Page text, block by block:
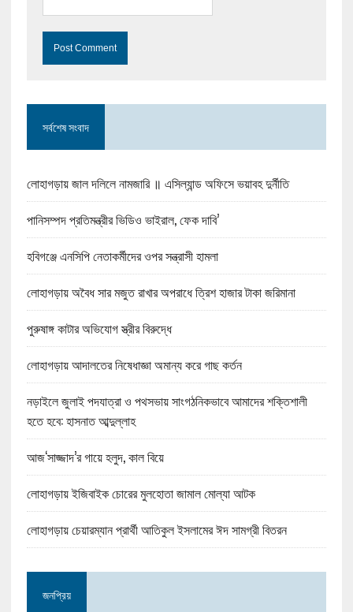
সর্বশেষ সংবাদ
লোহাগড়ায় জাল দলিলে নামজারি ॥ এসিল্যান্ড অফিসে ভয়াবহ দুর্নীতি
পানিসম্পদ প্রতিমন্ত্রীর ভিডিও ভাইরাল, ফেক দাবি’
হবিগঞ্জে এনসিপি নেতাকর্মীদের ওপর সন্ত্রাসী হামলা
লোহাগড়ায় অবৈধ সার মজুত রাখার অপরাধে ত্রিশ হাজার টাকা জরিমানা
পুরুষাঙ্গ কাটার অভিযোগ স্ত্রীর বিরুদ্ধে
লোহাগড়ায় আদালতের নিষেধাজ্ঞা অমান্য করে গাছ কর্তন
নড়াইলে জুলাই পদযাত্রা ও পথসভায় সাংগঠনিকভাবে আমাদের শক্তিশালী
হতে হবে: হাসনাত আব্দুল্লাহ
আজ‘সাজ্জাদ’র গায়ে হলুদ, কাল বিয়ে
লোহাগড়ায় ইজিবাইক চোরের মুলহোতা জামাল মোল্যা আটক
লোহাগড়ায় চেয়ারম্যান প্রার্থী আতিকুল ইসলামের ঈদ সামগ্রী বিতরন
জনপ্রিয়